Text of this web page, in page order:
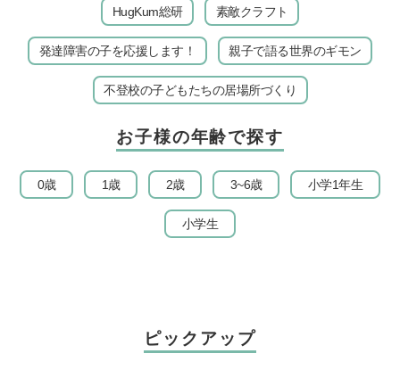
HugKum総研 素敵クラフト
発達障害の子を応援します！ 親子で語る世界のギモン
不登校の子どもたちの居場所づくり
お子様の年齢で探す
0歳 1歳 2歳 3~6歳 小学1年生
小学生
ピックアップ